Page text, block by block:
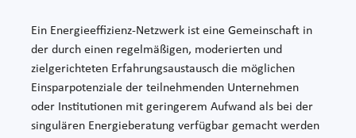
Ein Energieeffizienz-Netzwerk ist eine Gemeinschaft in
der durch einen regelmäßigen, moderierten und
zielgerichteten Erfahrungsaustausch die möglichen
Einsparpotenziale der teilnehmenden Unternehmen
oder Institutionen mit geringerem Aufwand als bei der
singulären Energieberatung verfügbar gemacht werden